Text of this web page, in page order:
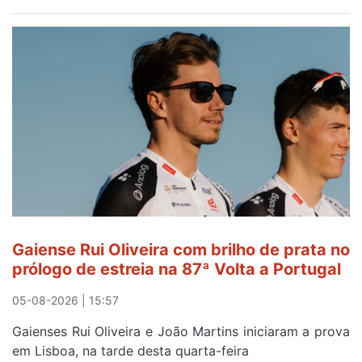
no
Gaiense Rui Oliveira com brilho de prata no
prólogo de estreia na 87ª Volta a Portugal
05-08-2026 | 15:57
Gaienses Rui Oliveira e João Martins iniciaram a prova
em Lisboa, na tarde desta quarta-feira